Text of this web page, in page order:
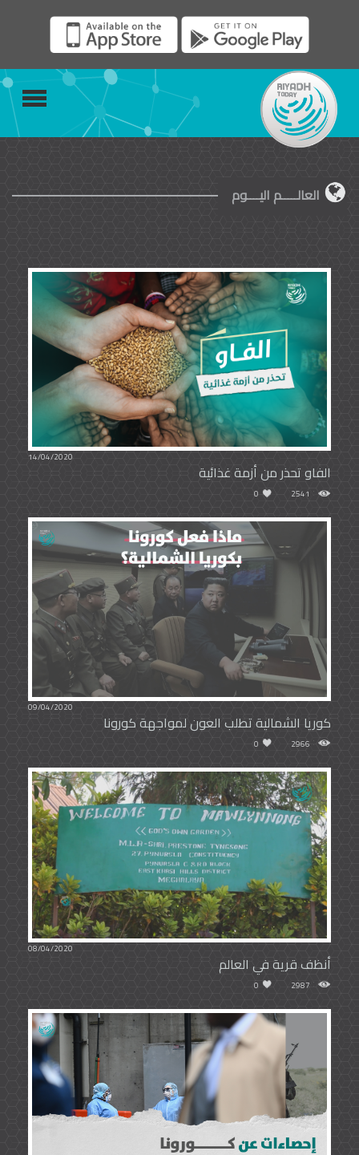
العالـــــم اليــــوم
14/04/2020
الفاو تحذر من أزمة غذائية
2541
0
09/04/2020
كوريا الشمالية تطلب العون لمواجهة كورونا
2966
0
08/04/2020
أنظف قرية في العالم
2987
0